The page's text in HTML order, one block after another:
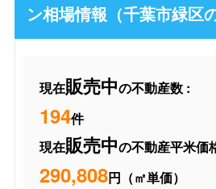
ン相場情報（千葉市緑区
現在販売中の不動産数 :
194件
現在販売中の不動産平米価
290,808円（㎡単価）